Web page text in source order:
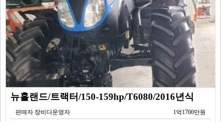
뉴홀랜드/트랙터/150-159hp/T6080/2016년식
판매자 장비다운영자 1억1700만원